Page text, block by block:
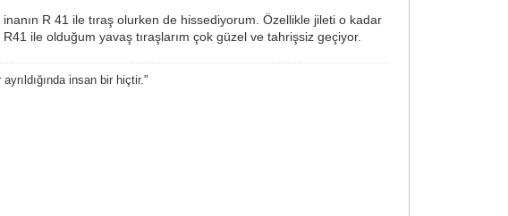
R 41 ile tıraş olurken de hissediyorum. Özellikle jileti o kadar
R41 ile olduğum yavaş tıraşlarım çok güzel ve tahrişsiz geçiyor.
insan bir hiçtir."